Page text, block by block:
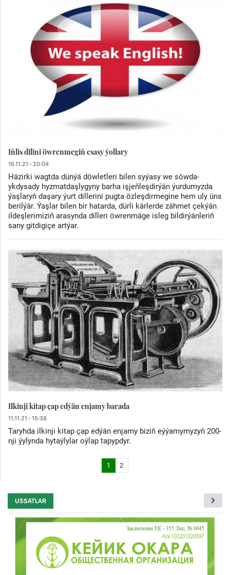
Iňlis dilini öwrenmegiň esasy ýollary
16.11.21 - 20:04
Häzirki wagtda dünýä döwletleri bilen syýasy we söwda-
ykdysady hyzmatdaşlygyny barha işjeňleşdirýän ýurdumyzda
ýaşlaryň daşary ýurt dillerini pugta özleşdirmegine hem uly üns
berilýär. Ýaşlar bilen bir hatarda, dürli kärlerde zähmet çekýän
ildeşlerimiziň arasynda dilleri öwrenmäge isleg bildirýänleriň
sany gitdigiçe artýar.
Ilkinji kitap çap edýän enjamy barada
11.11.21 - 15:38
Taryhda ilkinji kitap çap edýän enjamy biziň eýýamymyzyň 200-
nji ýylynda hytaýlylar oýlap tapypdyr.
1 2
USSATLAR